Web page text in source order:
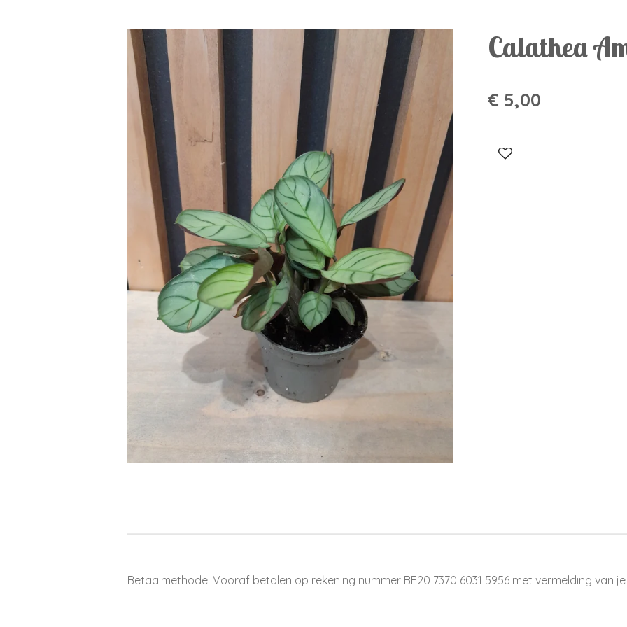
Calathea
€ 5,00
Betaalmethode: Vooraf betalen op rekening nummer BE20 7370 6031 5956 met vermelding van